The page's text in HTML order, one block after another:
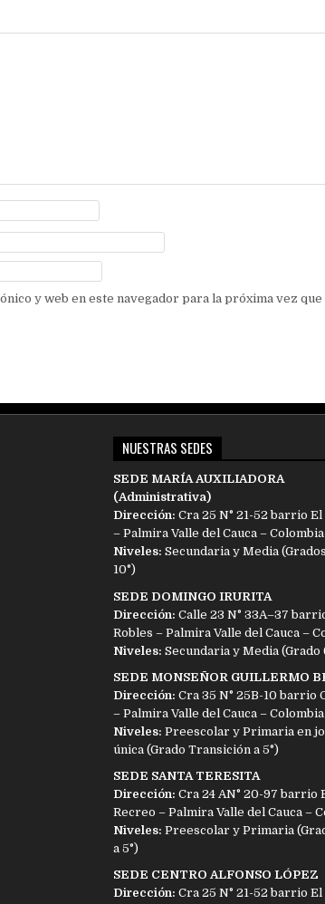
y web en este navegador para la próxima vez que
NUESTRAS SEDES
SEDE MARÍA AUXILIADORA
(Administrativa)
Dirección: Cra 25 N° 21-52 barrio
– Palmira Valle del Cauca – Colombia
Niveles: Secundaria y Media
10°)
SEDE DOMINGO IRURITA
Dirección: Calle 23 N° 33A–37
Robles – Palmira Valle del Cauca –
Niveles: Secundaria y Media (Grado
SEDE MONSEÑOR GUILLERMO
Dirección: Cra 35 N° 25B-10 barrio
– Palmira Valle del Cauca – Colombia
Niveles: Preescolar y Primaria en
única (Grado Transición a 5°)
SEDE SANTA TERESITA
Dirección:Cra 24 AN° 20-97 barrio
Recreo – Palmira Valle del Cauca –
Niveles: Preescolar y Primaria
a 5°)
SEDE CENTRO ALFONSO LÓPEZ
Dirección: Cra 25 N° 21-52 barrio